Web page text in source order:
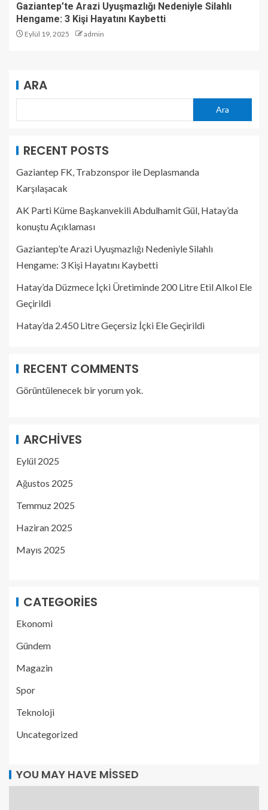
Gaziantep’te Arazi Uyuşmazlığı Nedeniyle Silahlı
Hengame: 3 Kişi Hayatını Kaybetti
Eylül 19, 2025 admin
ARA
Ara
RECENT POSTS
Gaziantep FK, Trabzonspor ile Deplasmanda
Karşılaşacak
AK Parti Küme Başkanvekili Abdulhamit Gül, Hatay’da
konuştu Açıklaması
Gaziantep’te Arazi Uyuşmazlığı Nedeniyle Silahlı
Hengame: 3 Kişi Hayatını Kaybetti
Hatay’da Düzmece İçki Üretiminde 200 Litre Etil Alkol Ele
Geçirildi
Hatay’da 2.450 Litre Geçersiz İçki Ele Geçirildi
RECENT COMMENTS
Görüntülenecek bir yorum yok.
ARCHIVES
Eylül 2025
Ağustos 2025
Temmuz 2025
Haziran 2025
Mayıs 2025
CATEGORIES
Ekonomi
Gündem
Magazin
Spor
Teknoloji
Uncategorized
YOU MAY HAVE MISSED